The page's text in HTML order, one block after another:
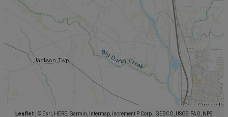
Leaflet
© Esri, HERE, Garmin, Intermap, increment P Corp., GEBCO, USGS, FAO, NPS,